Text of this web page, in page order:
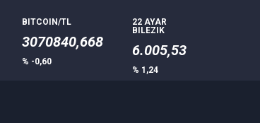
BITCOIN/TL
3070840,668
% -0,60
22 AYAR
BILEZIK
6.005,53
% 1,24